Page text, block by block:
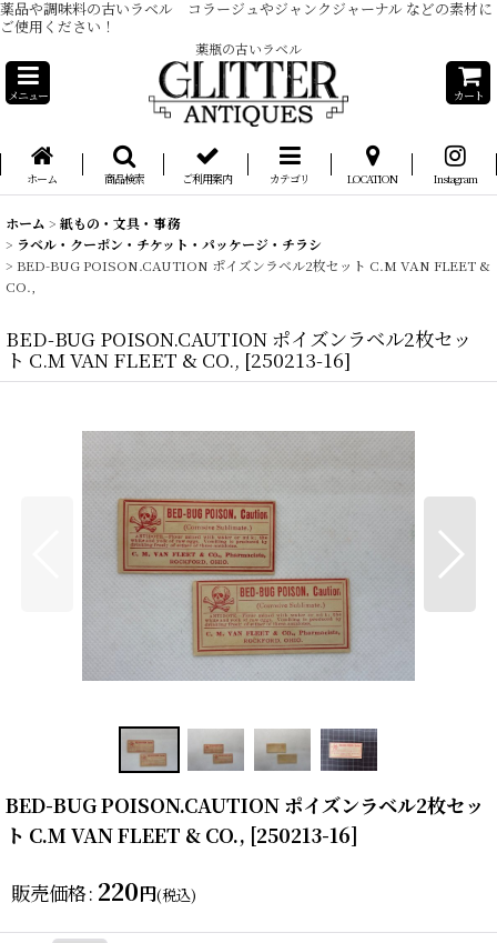
薬品や調味料の古いラベル コラージュやジャンクジャーナル などの素材に
ご使用ください！
薬瓶の古いラベル
メニュー カート
ホーム 商品検索 ご利用案内 カテゴリ LOCATION Instagram
ホーム > 紙もの・文具・事務
> ラベル・クーポン・チケット・パッケージ・チラシ
> BED-BUG POISON.CAUTION ポイズンラベル2枚セット C.M VAN FLEET &
CO.,
BED-BUG POISON.CAUTION ポイズンラベル2枚セッ
ト C.M VAN FLEET & CO., [250213-16]
BED-BUG POISON.CAUTION ポイズンラベル2枚セッ
ト C.M VAN FLEET & CO., [250213-16]
販売価格: 220円(税込)